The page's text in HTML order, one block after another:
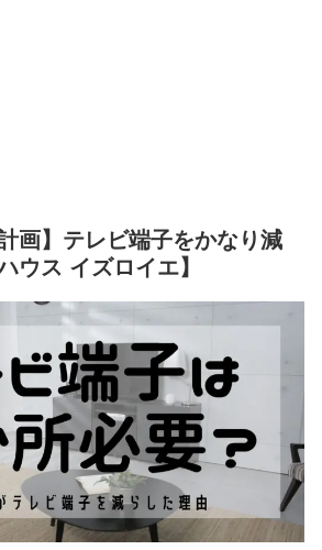
画】テレビ端子をかなり減
ウス イズロイエ】